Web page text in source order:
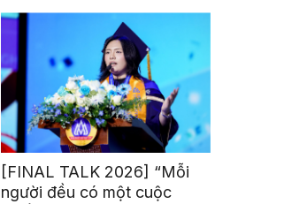
[FINAL TALK 2026] “Mỗi
người đều có một cuộc